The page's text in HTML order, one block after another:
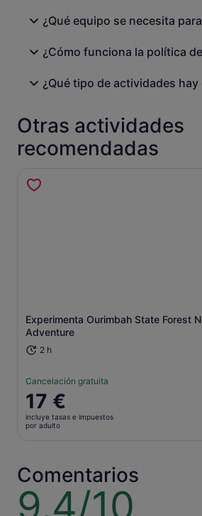
¿Qué equipo se necesita
¿Cómo funciona la política
¿Qué tipo de actividades
Otras actividades
recomendadas
Experimenta Ourimbah State Forest
Adventure
2 h
Cancelación gratuita
El
precio
es
por
adulto
17 €
incluye tasas e impuestos
por adulto
Comentarios
9.4/10
9.4
sobre